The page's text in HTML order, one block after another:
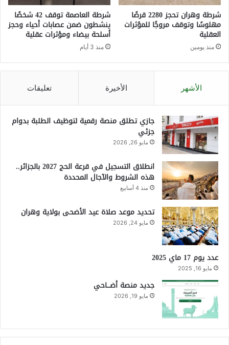
شرطة وهران تحجز 2280 قرصًا
مهلوسًا وتوقف مروجًا للمؤثرات
العقلية
منذ يومين
شرطة العاصمة توقف 42 شخصًا
ينشطون ضمن عصابات أحياء وحجز
أسلحة بيضاء ومؤثرات عقلية
منذ 3 أيام
الأشهر الأخيرة تعليقات
جازي تطلق منصة رقمية لتوظيف الطلبة بدوام
جزئي
مايو 26, 2026
انطلاق التسجيل في قرعة الحج 2027 بالجزائر..
هذه الشروط والآجال المحددة
منذ 4 أسابيع
تحديد موعد صلاة عيد الأضحى بولاية وهران
مايو 24, 2026
عدد يوم 17 ماي 2025
مايو 16, 2025
جديد منصة أضـــاحي
مايو 19, 2026